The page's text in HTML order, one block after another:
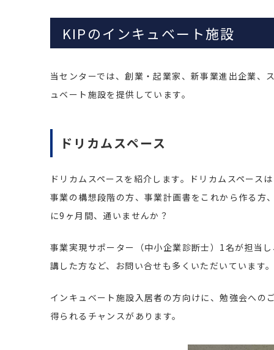
KIPのインキュベート施設
当センターでは、創業・起業家、新事業進出企業
ュベート施設を提供しています。
ドリカムスペース
ドリカムスペースを紹介します。ドリカムスペース
事業の構想段階の方、事業計画書をこれから作る方
に9ヶ月間、通いませんか？
事業実現サポーター（中小企業診断士）1名が担当
講した方など、お問い合せも多くいただいています
インキュベート施設入居者の方向けに、勉強会へ
得られるチャンスがあります。